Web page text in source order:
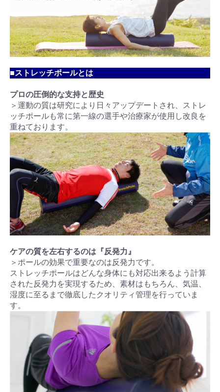
■ストレッチポールとは
プロの圧倒的な支持と歴史
＞運動の質は研究により日々アップデートされ、ストレ
ッチポールも常に第一線の選手や治療家が使用し改良を
重ねております。
ケアの質を左右するのは『反発力』
＞ポールの効果で重要なのは反発力です。
ストレッチポールはどんな身体にも対応出来るよう計算
された反発力を実現するため、素材はもちろん、気温、
湿度に至るまで徹底したクオリティ管理を行っていま
す。